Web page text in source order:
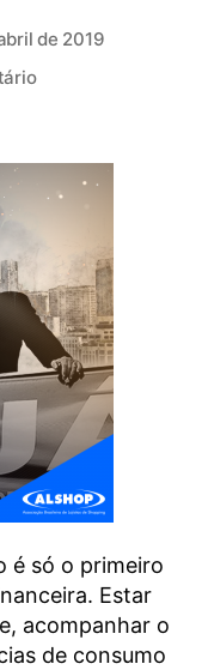
de 2019
é só o primeiro
Estar
acompanhar o
de consumo